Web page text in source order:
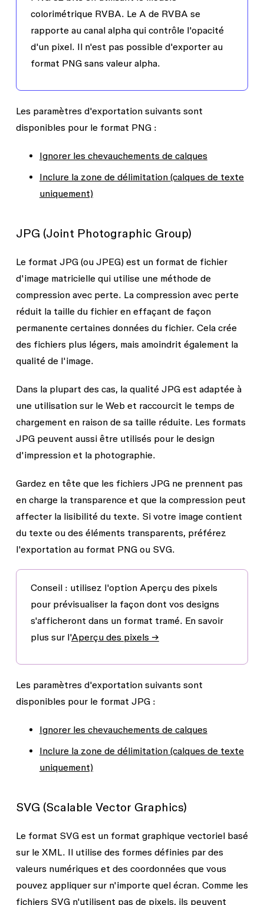
colorimétrique RVBA. Le A de RVBA se
rapporte au canal alpha qui contrôle l'opacité
d'un pixel. Il n'est pas possible d'exporter au
format PNG sans valeur alpha.
Les paramètres d'exportation suivants sont
disponibles pour le format PNG :
Ignorer les chevauchements de calques
Inclure la zone de délimitation (calques de texte
uniquement)
JPG (Joint Photographic Group)
Le format JPG (ou JPEG) est un format de fichier
d'image matricielle qui utilise une méthode de
compression avec perte. La compression avec perte
réduit la taille du fichier en effaçant de façon
permanente certaines données du fichier. Cela crée
des fichiers plus légers, mais amoindrit également la
qualité de l'image.
Dans la plupart des cas, la qualité JPG est adaptée à
une utilisation sur le Web et raccourcit le temps de
chargement en raison de sa taille réduite. Les formats
JPG peuvent aussi être utilisés pour le design
d'impression et la photographie.
Gardez en tête que les fichiers JPG ne prennent pas
en charge la transparence et que la compression peut
affecter la lisibilité du texte. Si votre image contient
du texte ou des éléments transparents, préférez
l'exportation au format PNG ou SVG.
Conseil : utilisez l'option Aperçu des pixels
pour prévisualiser la façon dont vos designs
s'afficheront dans un format tramé. En savoir
plus sur l'Aperçu des pixels →
Les paramètres d'exportation suivants sont
disponibles pour le format JPG :
Ignorer les chevauchements de calques
Inclure la zone de délimitation (calques de texte
uniquement)
SVG (Scalable Vector Graphics)
Le format SVG est un format graphique vectoriel basé
sur le XML. Il utilise des formes définies par des
valeurs numériques et des coordonnées que vous
pouvez appliquer sur n'importe quel écran. Comme les
fichiers SVG n'utilisent pas de pixels, ils peuvent